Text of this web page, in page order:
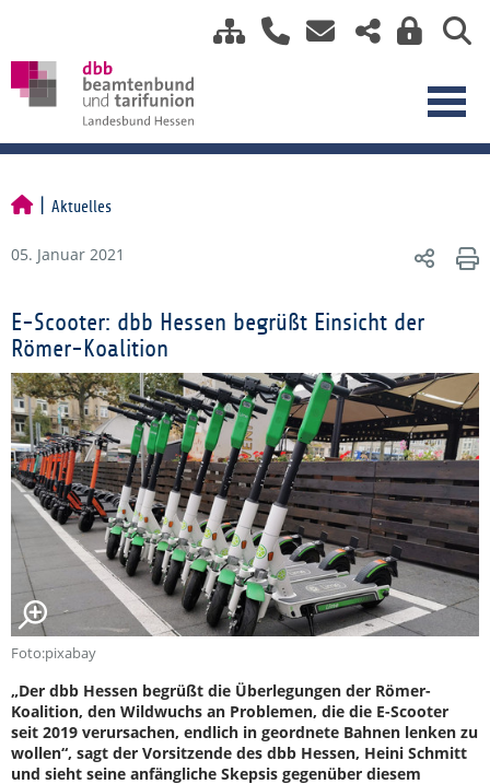
Aktuelles
05. Januar 2021
E-Scooter: dbb Hessen begrüßt Einsicht der
Römer-Koalition
Foto:pixabay
„Der dbb Hessen begrüßt die Überlegungen der Römer-
Koalition, den Wildwuchs an Problemen, die die E-Scooter
seit 2019 verursachen, endlich in geordnete Bahnen lenken zu
wollen“, sagt der Vorsitzende des dbb Hessen, Heini Schmitt
und sieht seine anfängliche Skepsis gegenüber diesem